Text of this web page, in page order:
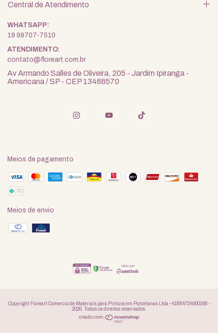
Central de Atendimento
19 99707-7510
contato@floreart.com.br
Av Armando Salles de Oliveira, 205 - Jardim Ipiranga -
Americana / SP - CEP 13468570
Meios de pagamento
Meios de envio
Copyright Floreart Comercio de Materiais para Pintura em Porcelanas Ltda - 41884734000168 -
2026. Todos os direitos reservados.